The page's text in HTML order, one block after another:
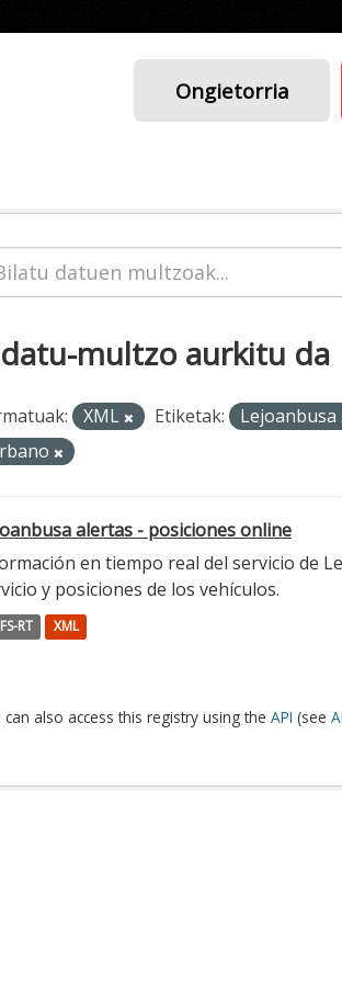
Ongietorria
multzo aurkitu da
XML Etiketak:
Lejoanbusa
alertas - posiciones online
en tiempo real del servicio de
y posiciones de los vehículos.
RT XML
can also access this registry using the API (see